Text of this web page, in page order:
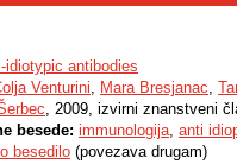
idiotypic antibodies
Venturini, Mara Bresjanac,
, 2009, izvirni znanstveni
besede: immunologija, anti
besedilo (povezava drugam)